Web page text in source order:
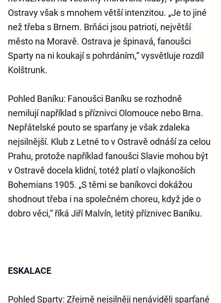
Ostravy však s mnohem větší intenzitou. „Je to jiné
než třeba s Brnem. Brňáci jsou patrioti, největší
město na Moravě. Ostrava je špinavá, fanoušci
Sparty na ni koukají s pohrdáním,“ vysvětluje rozdíl
Kolštrunk.
Pohled Baníku: Fanoušci Baníku se rozhodně
nemilují například s příznivci Olomouce nebo Brna.
Nepřátelské pouto se sparťany je však zdaleka
nejsilnější. Klub z Letné to v Ostravě odnáší za celou
Prahu, protože například fanoušci Slavie mohou být
v Ostravě docela klidní, totéž platí o vlajkonoších
Bohemians 1905. „S těmi se baníkovci dokážou
shodnout třeba i na společném choreu, když jde o
dobro věci,“ říká Jiří Malvín, letitý příznivec Baníku.
ESKALACE
Pohled Sparty: Zřejmě nejsilněji nenáviděli sparťané